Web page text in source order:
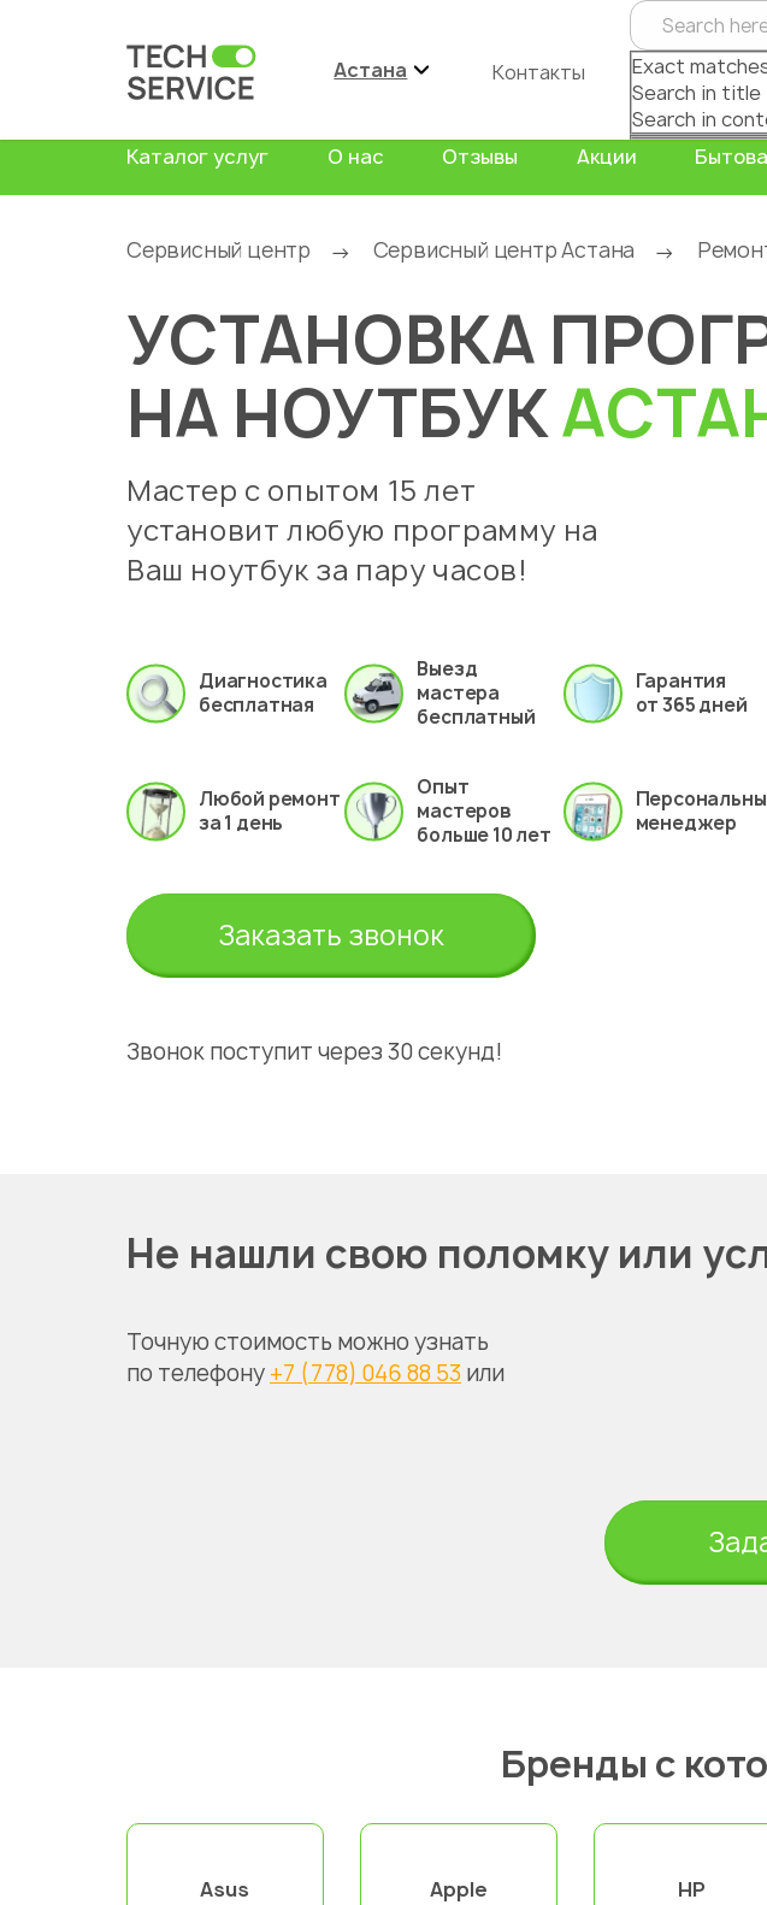
Астана Контакты
Exact
Search in title
Search in
Каталог услуг О нас Отзывы Акции
Сервисный центр → Сервисный центр Астана →
УСТАНОВКА
НА НОУТБУК
Мастер с опытом 15 лет
установит любую программу на
Ваш ноутбук за пару часов!
Диагностика
бесплатная
Выезд
мастера
бесплатный
Гарантия
от 365 дней
Любой ремонт
за 1 день
Опыт
мастеров
больше 10 лет
менеджер
Заказать звонок
Звонок поступит через 30 секунд!
Не нашли свою поломку или
Точную стоимость можно узнать
по телефону +7 (778) 046 88 53 или
Бренды с
Asus Apple HP